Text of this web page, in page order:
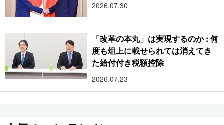
2026.07.30
「改革の本丸」は実現するのか : 何
度も俎上に載せられては消えてき
た給付付き税額控除
2026.07.23